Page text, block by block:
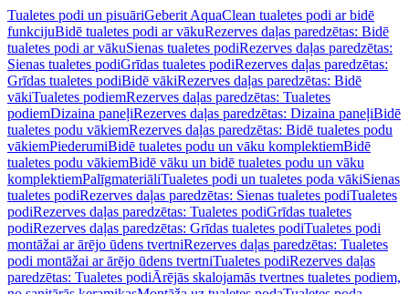
Tualetes podi un pisuāriGeberit AquaClean tualetes podi ar bidē
funkcijuBidē tualetes podi ar vākuRezerves daļas paredzētas: Bidē
tualetes podi ar vākuSienas tualetes podiRezerves daļas paredzētas:
Sienas tualetes podiGrīdas tualetes podiRezerves daļas paredzētas:
Grīdas tualetes podiBidē vākiRezerves daļas paredzētas: Bidē
vākiTualetes podiemRezerves daļas paredzētas: Tualetes
podiemDizaina paneļiRezerves daļas paredzētas: Dizaina paneļiBidē
tualetes podu vākiemRezerves daļas paredzētas: Bidē tualetes podu
vākiemPiederumiBidē tualetes podu un vāku komplektiemBidē
tualetes podu vākiemBidē vāku un bidē tualetes podu un vāku
komplektiemPalīgmateriāliTualetes podi un tualetes poda vākiSienas
tualetes podiRezerves daļas paredzētas: Sienas tualetes podiTualetes
podiRezerves daļas paredzētas: Tualetes podiGrīdas tualetes
podiRezerves daļas paredzētas: Grīdas tualetes podiTualetes podi
montāžai ar ārējo ūdens tvertniRezerves daļas paredzētas: Tualetes
podi montāžai ar ārējo ūdens tvertniTualetes podiRezerves daļas
paredzētas: Tualetes podiĀrējās skalojamās tvertnes tualetes podiem,